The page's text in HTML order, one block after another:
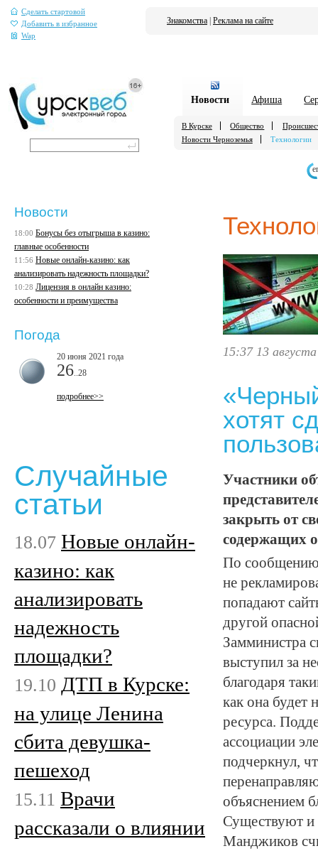
Сделать стартовой
Добавить в избранное
Wap
Знакомства Реклама на сайте
Новости Афиша
В Курске Общество
Новости Черноземья
Технологии
15:37 13
хотят
Участники
закрыть от
содержащих
По сообщению
не
попадают
другой
Замминистра
выступил за
благодаря
как она будет
ресурса.
ассоциации
подчеркнул,
объяснением
Существуют и
Манджиков
Новости
18:00 Бонусы без отыгрыша в казино:
главные особенности
11:56 Новые онлайн-казино: как
анализировать надежность площадки?
10:28 Лицензия в онлайн казино:
особенности и преимущества
Погода
20 июня 2021 года
26 ..28
подробнее>>
Случайные
статьи
18.07 Новые онлайн-
казино: как
анализировать
надежность
площадки?
19.10 ДТП в Курске:
на улице Ленина
сбита девушка-
пешеход
15.11 Врачи
рассказали о влиянии